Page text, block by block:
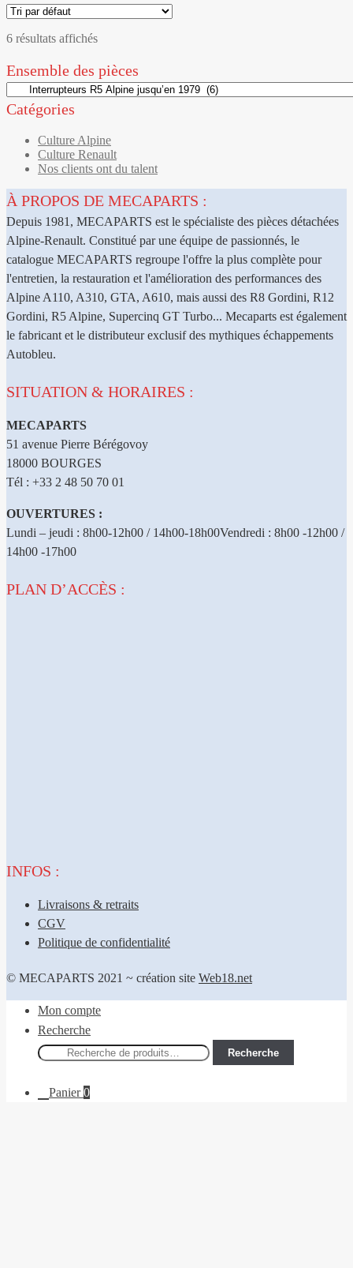
6 résultats affichés
Ensemble des pièces
Catégories
Culture Alpine
Culture Renault
Nos clients ont du talent
À PROPOS DE MECAPARTS :
Depuis 1981, MECAPARTS est le spécialiste des pièces détachées
Alpine-Renault. Constitué par une équipe de passionnés, le
catalogue MECAPARTS regroupe l'offre la plus complète pour
l'entretien, la restauration et l'amélioration des performances des
Alpine A110, A310, GTA, A610, mais aussi des R8 Gordini, R12
Gordini, R5 Alpine, Supercinq GT Turbo... Mecaparts est également
le fabricant et le distributeur exclusif des mythiques échappements
Autobleu.
SITUATION & HORAIRES :
MECAPARTS
51 avenue Pierre Bérégovoy
18000 BOURGES
Tél : +33 2 48 50 70 01
OUVERTURES :
Lundi – jeudi : 8h00-12h00 / 14h00-18h00Vendredi : 8h00 -12h00 /
14h00 -17h00
PLAN D’ACCÈS :
INFOS :
Livraisons & retraits
CGV
Politique de confidentialité
© MECAPARTS 2021 ~ création site Web18.net
Mon compte
Recherche
Recherche
Recherche
Panier0